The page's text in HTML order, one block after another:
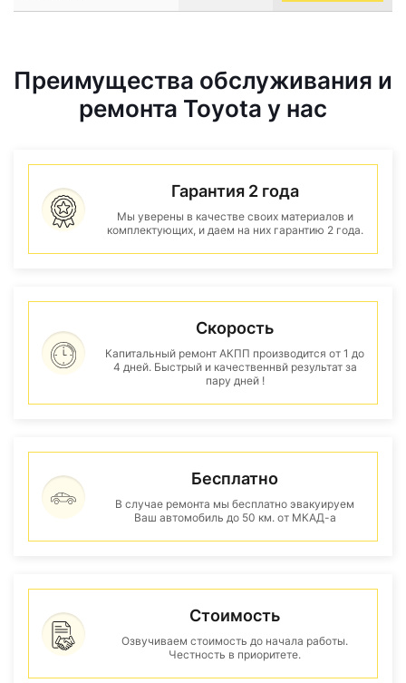
Преимущества обслуживания и
ремонта Toyota у нас
Гарантия 2 года
Мы уверены в качестве своих материалов и
комплектующих, и даем на них гарантию 2 года.
Скорость
Капитальный ремонт АКПП производится от 1 до
4 дней. Быстрый и качественнвй результат за
пару дней !
Бесплатно
В случае ремонта мы бесплатно эвакуируем
Ваш автомобиль до 50 км. от МКАД-а
Стоимость
Озвучиваем стоимость до начала работы.
Честность в приоритете.